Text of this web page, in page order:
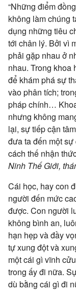
“Những điểm
không làmchúng
dụng những tiêu
tới chân lý. Bởi vì
phải gặp nhau ở
nhau. Trong khoa
để khám phásự
vàophân tích;
phápchính…
nhưng không
lại, sự tiếp cận
đưa ta đến một sự
cách thế nhận
Ninh Thế Giới,
Cái học, haycon
người đến mức
được. Con người
không bình an,
hạn hẹp và đầy
tựxung độtvà
một cái gì vĩnh cửu
trong ấy đi nữa.
dù bằng cái gì đi